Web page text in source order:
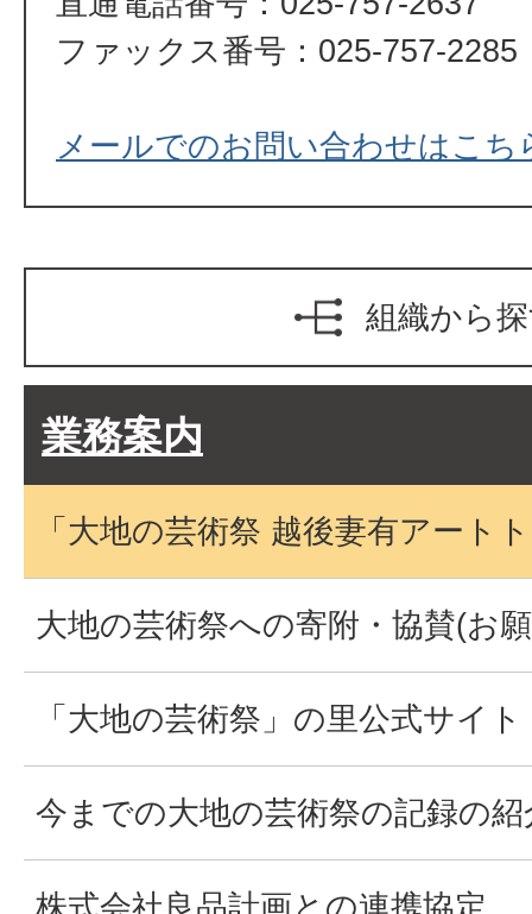
ファックス番号：025-757-2285
メールでのお問い合わせはこち
組織から
業務案内
「大地の芸術祭 越後妻有アート
大地の芸術祭への寄附・協賛(お
「大地の芸術祭」の里公式サイト
今までの大地の芸術祭の記録の紹
株式会社良品計画との連携協定